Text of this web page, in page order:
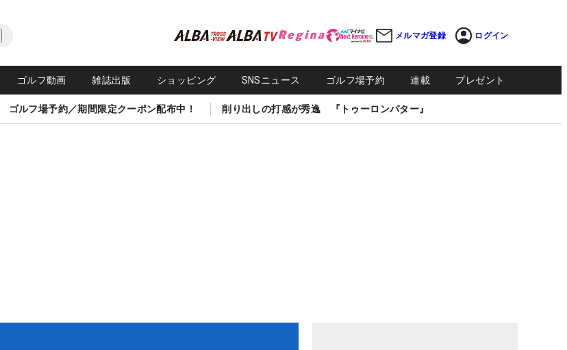
メルマガ登録 ログイン
ゴルフ動画 雑誌出版 ショッピング SNSニュース ゴルフ場予約 連載 プレゼント
ゴルフ場予約／期間限定クーポン配布中！ 削り出しの打感が秀逸 『トゥーロンパター』